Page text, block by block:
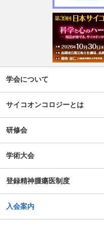
週刊現代(3月2日号)精神腫
「第5回せん妄対応プログ
【新旧対照表訂正】「がん
のための公開シンポジウム-
がん患者の抱えるアピアラ
ための研修会（2025年度）
第14回日本がん相談研究会
学会について
サイコオンコロジーとは
研修会
学術大会
登録精神腫瘍医制度
入会案内